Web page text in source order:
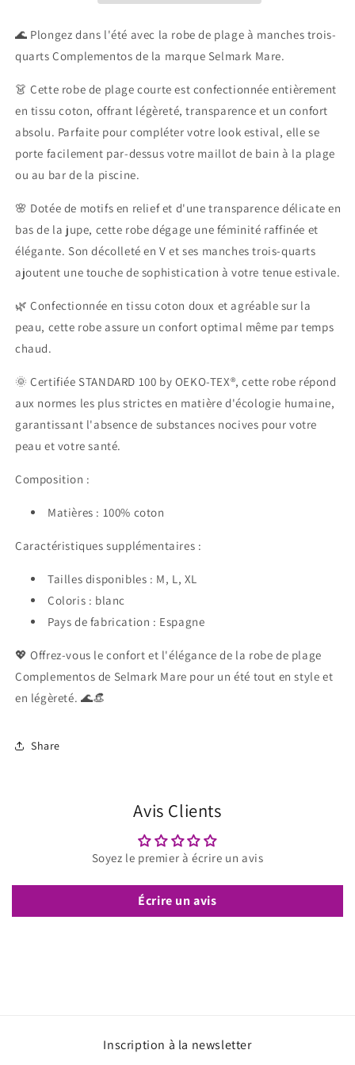
Complementos
Selmark
Mare
Complementos
Mare
🌊 Plongez dans l'été avec la robe de plage à manches trois-
quarts Complementos de la marque Selmark Mare.
👗 Cette robe de plage courte est confectionnée entièrement
en tissu coton, offrant légèreté, transparence et un confort
absolu. Parfaite pour compléter votre look estival, elle se
porte facilement par-dessus votre maillot de bain à la plage
ou au bar de la piscine.
🌸 Dotée de motifs en relief et d'une transparence délicate en
bas de la jupe, cette robe dégage une féminité raffinée et
élégante. Son décolleté en V et ses manches trois-quarts
ajoutent une touche de sophistication à votre tenue estivale.
🌿 Confectionnée en tissu coton doux et agréable sur la
peau, cette robe assure un confort optimal même par temps
chaud.
🌞 Certifiée STANDARD 100 by OEKO-TEX®, cette robe répond
aux normes les plus strictes en matière d'écologie humaine,
garantissant l'absence de substances nocives pour votre
peau et votre santé.
Composition :
Matières : 100% coton
Caractéristiques supplémentaires :
Tailles disponibles : M, L, XL
Coloris : blanc
Pays de fabrication : Espagne
💖 Offrez-vous le confort et l'élégance de la robe de plage
Complementos de Selmark Mare pour un été tout en style et
en légèreté. 🌊👒
Share
Avis Clients
Soyez le premier à écrire un avis
Écrire un avis
Inscription à la newsletter